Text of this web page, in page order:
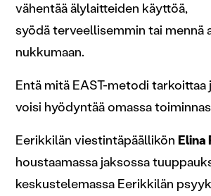
vähentää älylaitteiden käyttöä,
syödä terveellisemmin ​tai mennä
nukkumaan.
Entä mitä EAST-metodi tarkoittaa
voisi hyödyntää omassa
Eerikkilän viestintäpäällikön Elina
houstaamassa jaksossa
keskustelemassa Eerikkilän